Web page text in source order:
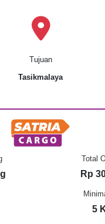
Tujuan
Tasikmalaya
Total
Rp
5